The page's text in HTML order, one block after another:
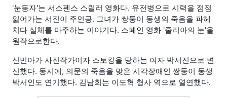
'눈동자'는 서스펜스 스릴러 영화다. 유전병으로 시력을 점점
잃어가는 서진이 주인공. 그녀가 쌍둥이 동생의 죽음을 파헤
치다 실체를 마주하는 이야기다. 스페인 영화 '줄리아의 눈'을
원작으로한다.
신민아가 사진작가이자 스토킹을 당하는 여자 박서진으로 변
신했다. 동시에, 의문의 죽음을 맞은 시각장애인 쌍둥이 동생
박서인도 연기했다. 김남희는 이도혁 형사 역으로 열연했다.